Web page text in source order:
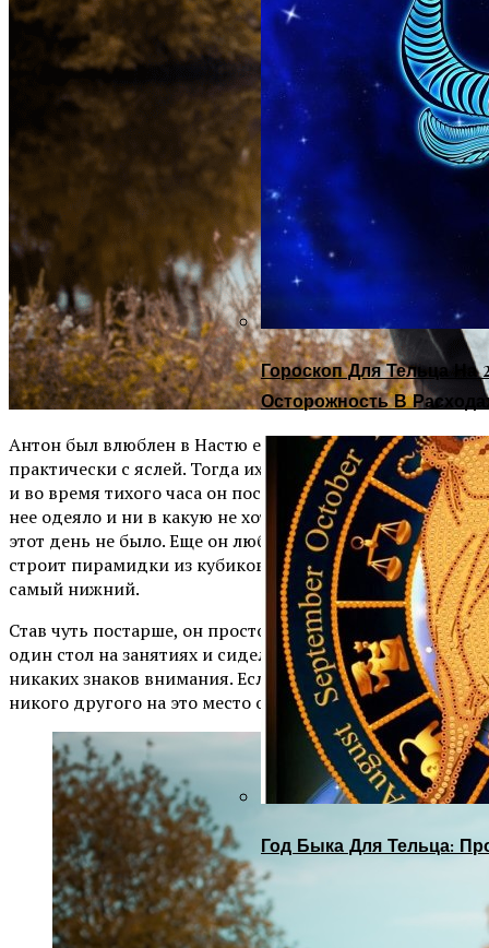
Гороскоп Для Тельца На
Осторожность В
Год Быка Для Тельца:
Антон был влюблен в Настю ещё в детсаду,
практически с яслей. Тогда их кроватки стояли рядом,
и во время тихого часа он постоянно норовил стянуть у
нее одеяло и ни в какую не хотел засыпать, если ее в
этот день не было. Еще он любил смотреть, как она
строит пирамидки из кубиков, а потом вытянуть
самый нижний.
Став чуть постарше, он просто молча садился с ней за
один стол на занятиях и сидел, не оказывая вообще
никаких знаков внимания. Если не считать того, что
никого другого на это место он не пускал.